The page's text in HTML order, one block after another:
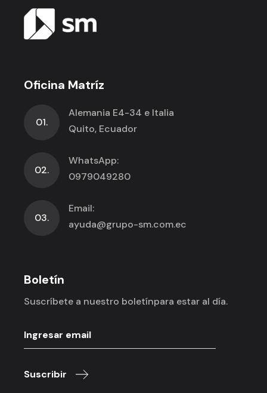
Oficina Matríz
01.
Alemania E4-34 e Italia
Quito, Ecuador
02.
WhatsApp:
0979049280
03.
Email:
ayuda@grupo-sm.com.ec
Boletín
Suscríbete a nuestro boletínpara estar al día.
Suscribir